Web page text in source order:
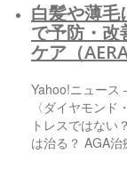
白髪や薄毛
で予防・改
ケア（
Yahoo!ニュース
〈ダイヤモンド
トレスではない
は治る？ AGA